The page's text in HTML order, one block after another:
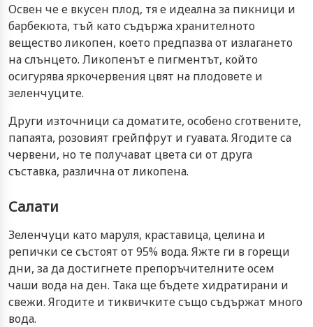
Освен че е вкусен плод, тя е идеална за пикници и
барбекюта, тъй като съдържа хранителното
вещество ликопен, което предпазва от излагането
на слънцето. Ликопенът е пигментът, който
осигурява яркочервения цвят на плодовете и
зеленчуците.
Други източници са доматите, особено сготвените,
папаята, розовият грейпфрут и гуавата. Ягодите са
червени, но те получават цвета си от друга
съставка, различна от ликопена.
Салати
Зеленчуци като маруля, краставица, целина и
репички се състоят от 95% вода. Яжте ги в горещи
дни, за да достигнете препоръчителните осем
чаши вода на ден. Така ще бъдете хидратирани и
свежи. Ягодите и тиквичките също съдържат много
вода.